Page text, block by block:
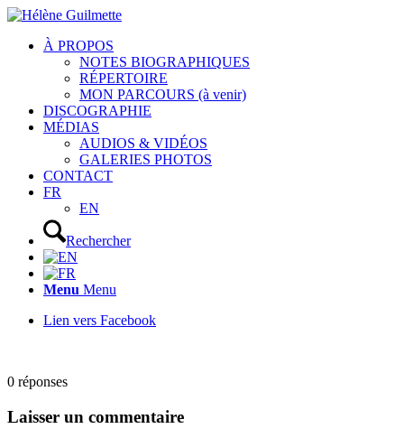
À PROPOS
NOTES BIOGRAPHIQUES
RÉPERTOIRE
MON PARCOURS (à venir)
DISCOGRAPHIE
MÉDIAS
AUDIOS & VIDÉOS
GALERIES PHOTOS
CONTACT
FR
EN
Rechercher
Menu Menu
Lien vers Facebook
0 réponses
Laisser un commentaire